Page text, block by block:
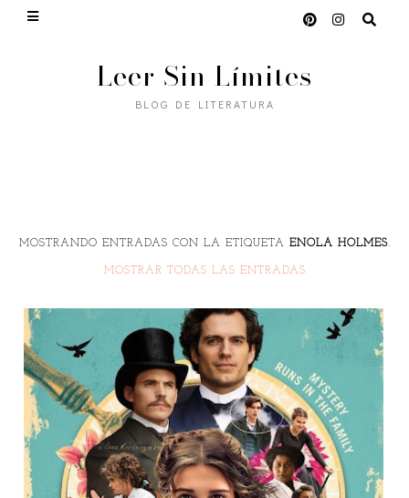
Leer Sin Límites
BLOG DE LITERATURA
MOSTRANDO ENTRADAS CON LA ETIQUETA ENOLA HOLMES.
MOSTRAR TODAS LAS ENTRADAS